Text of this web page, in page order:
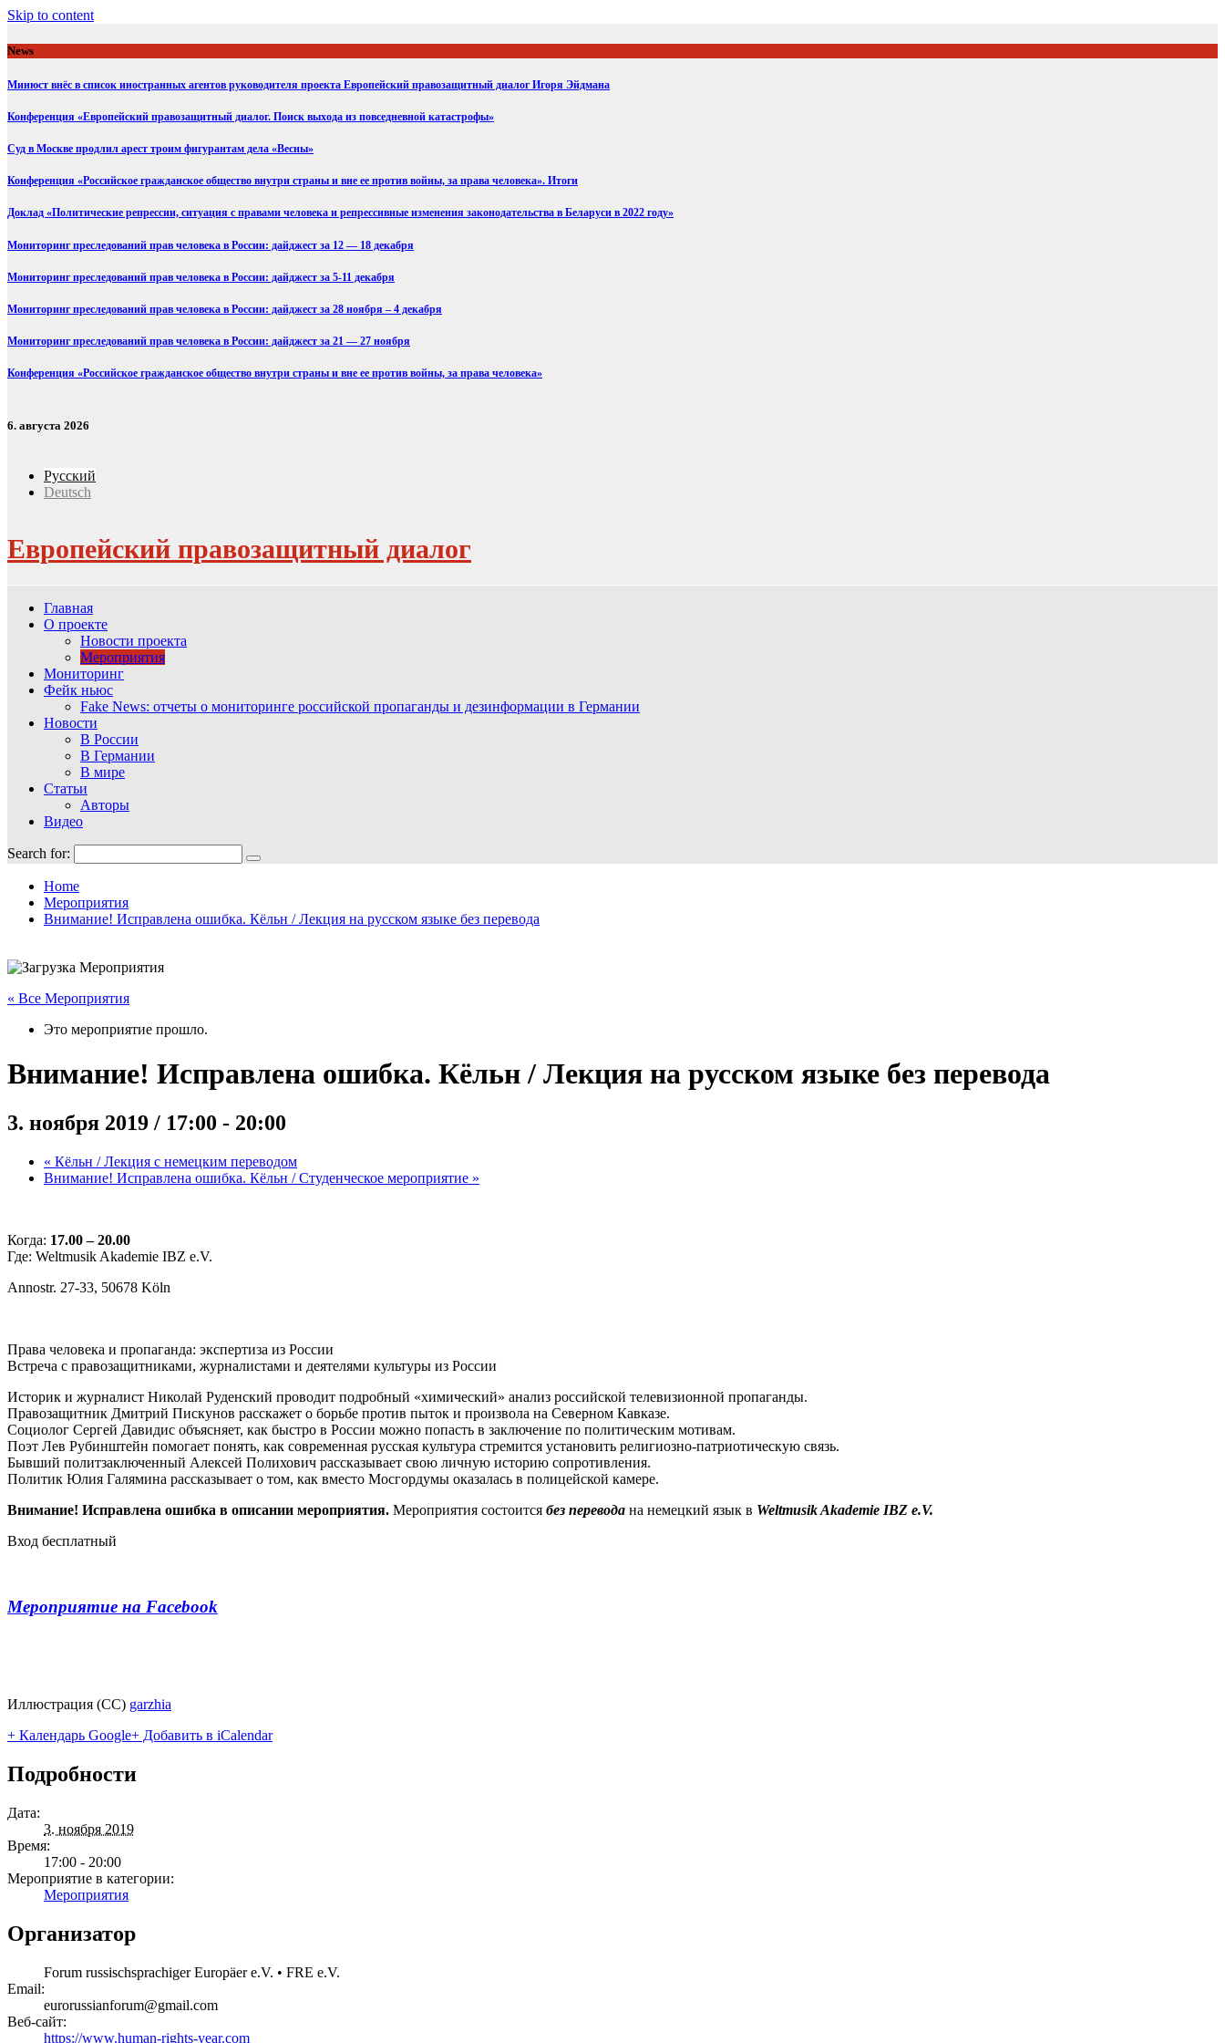
Skip to content
News
Минюст внёс в список иностранных агентов руководителя проекта Европейский правозащитный диалог Игоря Эйдмана
Конференция «Европейский правозащитный диалог. Поиск выхода из повседневной катастрофы»
Суд в Москве продлил арест троим фигурантам дела «Весны»
Конференция «Российское гражданское общество внутри страны и вне ее против войны, за права человека». Итоги
Доклад «Политические репрессии, ситуация с правами человека и репрессивные изменения законодательства в Беларуси в 2022 году»
Мониторинг преследований прав человека в России: дайджест за 12 — 18 декабря
Мониторинг преследований прав человека в России: дайджест за 5-11 декабря
Мониторинг преследований прав человека в России: дайджест за 28 ноября – 4 декабря
Мониторинг преследований прав человека в России: дайджест за 21 — 27 ноября
Конференция «Российское гражданское общество внутри страны и вне ее против войны, за права человека»
6. августа 2026
Русский
Deutsch
Европейский правозащитный диалог
Главная
О проекте
Новости проекта
Мероприятия
Мониторинг
Фейк ньюс
Fake News: отчеты о мониторинге российской пропаганды и дезинформации в Германии
Новости
В России
В Германии
В мире
Статьи
Авторы
Видео
Search for:
Home
Мероприятия
Внимание! Исправлена ошибка. Кёльн / Лекция на русском языке без перевода
« Все Мероприятия
Это мероприятие прошло.
Внимание! Исправлена ошибка. Кёльн / Лекция на русском языке без перевода
3. ноября 2019 / 17:00 - 20:00
« Кёльн / Лекция с немецким переводом
Внимание! Исправлена ошибка. Кёльн / Студенческое мероприятие »
Когда: 17.00 – 20.00
Где: Weltmusik Akademie IBZ e.V.
Annostr. 27-33, 50678 Köln
Права человека и пропаганда: экспертиза из России
Встреча с правозащитниками, журналистами и деятелями культуры из России
Историк и журналист Николай Руденский проводит подробный «химический» анализ российской телевизионной пропаганды.
Правозащитник Дмитрий Пискунов расскажет о борьбе против пыток и произвола на Северном Кавказе.
Социолог Сергей Давидис объясняет, как быстро в России можно попасть в заключение по политическим мотивам.
Поэт Лев Рубинштейн помогает понять, как современная русская культура стремится установить религиозно-патриотическую связь.
Бывший политзаключенный Алексей Полихович рассказывает свою личную историю сопротивления.
Политик Юлия Галямина рассказывает о том, как вместо Мосгордумы оказалась в полицейской камере.
Внимание! Исправлена ошибка в описании мероприятия. Мероприятия состоится без перевода на немецкий язык в Weltmusik Akademie IBZ e.V.
Вход бесплатный
Мероприятие на Facebook
Иллюстрация (CC) garzhia
+ Календарь Google+ Добавить в iCalendar
Подробности
Дата:
3. ноября 2019
Время:
17:00 - 20:00
Мероприятие в категории:
Мероприятия
Организатор
Forum russischsprachiger Europäer e.V. • FRE e.V.
Email:
eurorussianforum@gmail.com
Веб-сайт:
https://www.human-rights-year.com